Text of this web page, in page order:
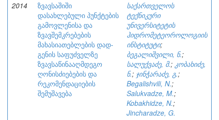
2014
ზვავსაშიში
დასახლებული პუნქტების
გამოვლენისა და
ზვავშემკრებების
მახასიათებლების დად-
გენის საფუძველზე
ზვავსაწინააღმდეგო
ღონისძიებების და
რეკომენდაციების
შემუშავება
საქართველოს
ტექნიკური
უნივერსიტეტის
ჰიდრომეტეოროლოგიის
ინსტიტუტი;
ბეგალიშვილი, ნ.;
სალუქვაძე, მ.; კობახიძე,
ნ.; ჯინჭარაძე, გ.;
Begalishvili, N.;
Salukvadze, M.;
Kobakhidze, N.;
Jincharadze, G.